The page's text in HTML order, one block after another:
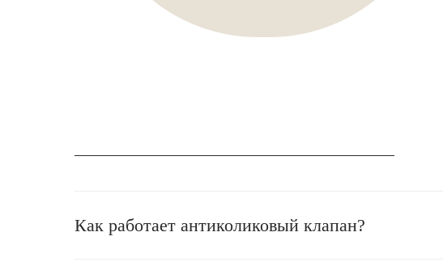
Как работает антиколиковый клапан?